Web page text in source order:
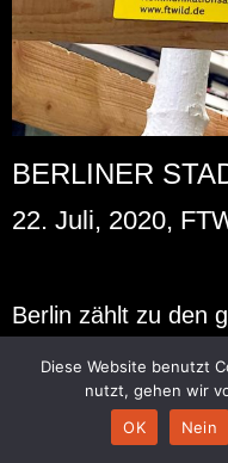
BERLINER
22. Juli, 2020,
Ber­lin zählt zu den
die Luft­qua­li­tät in
Bäume sind in
Diese Website benutzt
nutzt, gehen wir
OK
Nein